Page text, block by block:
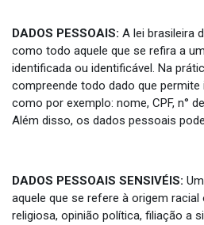
DADOS PESSOAIS: A lei brasileira
como todo aquele que se refira a
identificada ou identificável. Na
compreende todo dado que
como por exemplo: nome, CPF, n°
Além disso, os dados pessoais
DADOS PESSOAIS SENSIVÉIS:
aquele que se refere à origem
religiosa, opinião política, filiação a